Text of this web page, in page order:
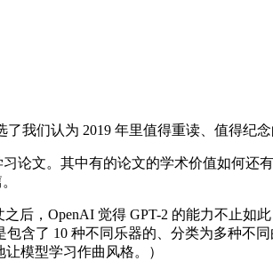
们认为 2019 年里值得重读、值得纪念
文。其中有的论文的学术价值如何还
，OpenAI 觉得 GPT-2 的能力不止如
含了 10 种不同乐器的、分类为多种不
模型学习作曲风格。）